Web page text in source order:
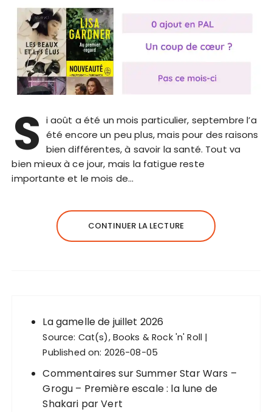
S i août a été un mois particulier, septembre l’a
été encore un peu plus, mais pour des raisons
bien différentes, à savoir la santé. Tout va
bien mieux à ce jour, mais la fatigue reste
importante et le mois de…
CONTINUER LA LECTURE
La gamelle de juillet 2026
Source: Cat(s), Books & Rock 'n' Roll
Published on: 2026-08-05
Commentaires sur Summer Star Wars –
Grogu – Première escale : la lune de
Shakari par Vert